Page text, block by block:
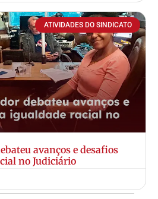
ATIVIDADES DO SINDICATO
avanços e desafios
no Judiciário